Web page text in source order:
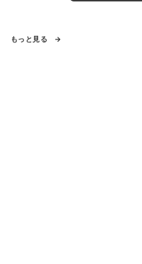
もっと見る